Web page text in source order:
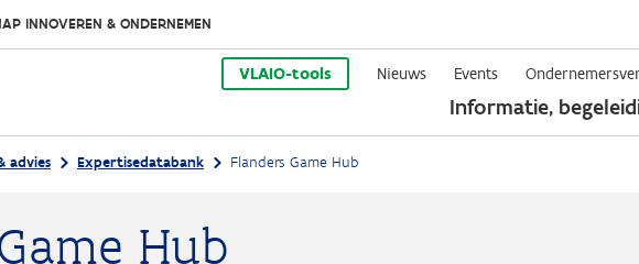
Overslaan
en
naar
de
INNOVEREN & ONDERNEMEN
VLAIO-tools Nieuws Events
Informatie,
advies Expertisedatabank Flanders Game Hub
Hub